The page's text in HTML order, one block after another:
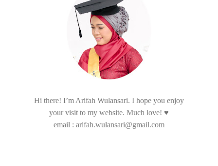
Hi there! I’m Arifah Wulansari. I hope you enjoy
your visit to my website. Much love! ♥
email : arifah.wulansari@gmail.com